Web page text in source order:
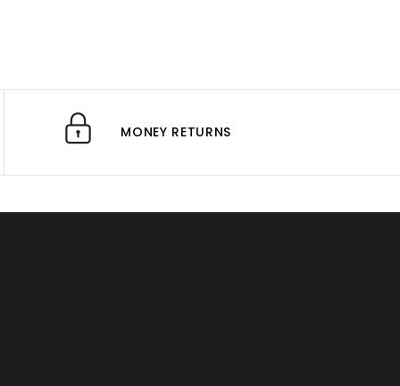
MONEY RETURNS